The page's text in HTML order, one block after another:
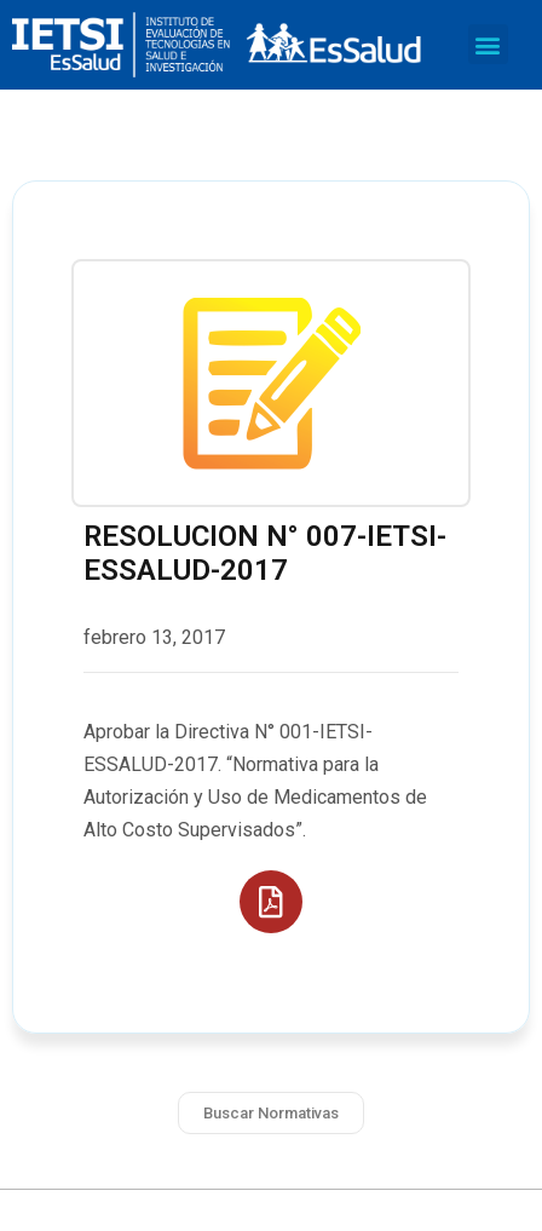
RESOLUCION N° 007-IETSI-
ESSALUD-2017
febrero 13, 2017
Aprobar la Directiva N° 001-IETSI-
ESSALUD-2017. “Normativa para la
Autorización y Uso de Medicamentos de
Alto Costo Supervisados”.
Buscar Normativas